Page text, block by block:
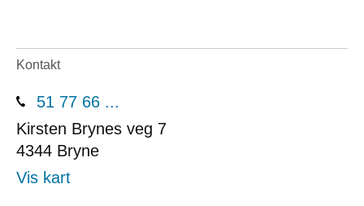
Kontakt
51 77 66 ...
Kirsten Brynes veg 7
4344 Bryne
Vis kart